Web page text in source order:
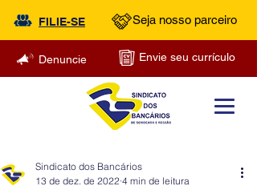
FILIE-SE Seja nosso parceiro
Denuncie Envie seu currículo
Sindicato dos Bancários
13 de dez. de 2022 4 min de leitura